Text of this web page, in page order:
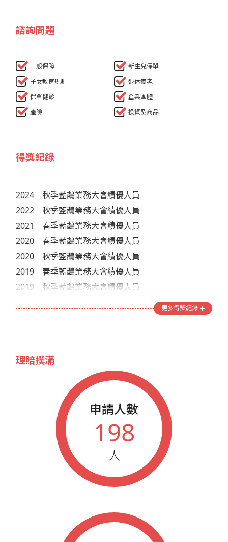
諮詢問題
一般保障
新生兒保單
子女教育規劃
退休養老
保單健診
企業團體
產險
投資型商品
得獎紀錄
2024
秋季藍鵲業務大會績優人員
2022
秋季藍鵲業務大會績優人員
2021
春季藍鵲業務大會績優人員
2020
春季藍鵲業務大會績優人員
2020
秋季藍鵲業務大會績優人員
2019
春季藍鵲業務大會績優人員
2019
秋季藍鵲業務大會績優人員
更多得獎紀錄
理賠撲滿
申請人數
198
人